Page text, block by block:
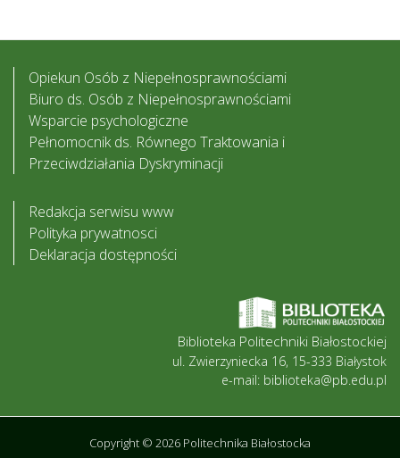
Opiekun Osób z Niepełnosprawnościami
Biuro ds. Osób z Niepełnosprawnościami
Wsparcie psychologiczne
Pełnomocnik ds. Równego Traktowania i
Przeciwdziałania Dyskryminacji
Redakcja serwisu www
Polityka prywatnosci
Deklaracja dostępności
Biblioteka Politechniki Białostockiej
ul. Zwierzyniecka 16, 15-333 Białystok
e-mail: biblioteka@pb.edu.pl
Copyright © 2026 Politechnika Białostocka